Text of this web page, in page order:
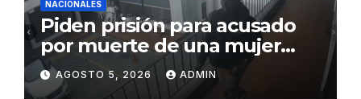
NACIONALES
Piden prisión para acusado
por muerte de una mujer
durante intento de robo en
plaza comercial en Piantini
AGOSTO 5, 2026 ADMIN